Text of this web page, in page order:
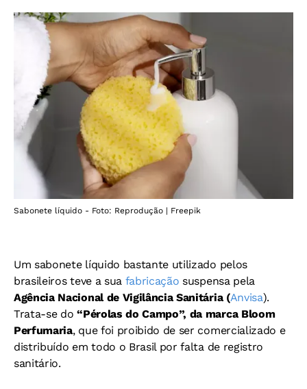
Sabonete líquido - Foto: Reprodução | Freepik
Um sabonete líquido bastante utilizado pelos
brasileiros teve a sua fabricação suspensa pela
Agência Nacional de Vigilância Sanitária (Anvisa).
Trata-se do“Pérolas do Campo”, da marca Bloom
Perfumaria, que foi proibido de ser comercializado e
distribuído em todo o Brasil por falta de registro
sanitário.